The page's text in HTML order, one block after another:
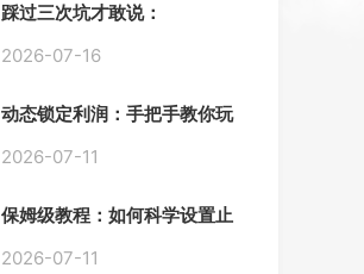
踩过三次坑才敢说：
Pool 最容易翻车的不是手续
2026-07-16
动态锁定利润：手把手教你玩
2026-07-11
保姆级教程：如何科学设置止
2026-07-11